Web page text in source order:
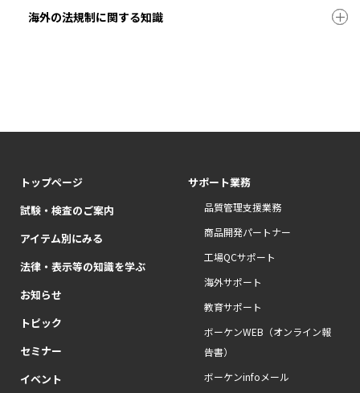
海外の法規制に関する知識
トップページ
試験・検査のご案内
アイテム別にみる
法律・表示等の知識を学ぶ
お知らせ
トピック
セミナー
イベント
サポート業務
品質管理支援業務
商品開発パートナー
工場QCサポート
海外サポート
教育サポート
ボーケンWEB（オンライン報
告書）
ボーケンinfoメール